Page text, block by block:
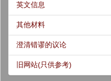
英文信息
其他材料
澄清错谬的议论
旧网站(只供参考)